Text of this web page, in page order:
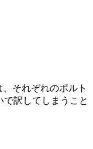
、それぞれのポルト
訳してしまうこと